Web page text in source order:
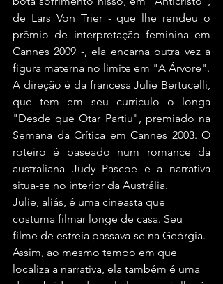
de Lars Von Trier - que lhe rendeu o
prêmio de interpretação feminina em
Cannes 2009 -, ela encarna outra vez a
figura materna no limite em "A Árvore".
A direção é da francesa Julie Bertucelli,
que tem em seu currículo o longa
"Desde que Otar Partiu", premiado na
Semana da Crítica em Cannes 2003. O
roteiro é baseado num romance da
australiana Judy Pascoe e a narrativa
situa-se no interior da Austrália.
Julie, aliás, é uma cineasta que
costuma filmar longe de casa. Seu
filme de estreia passava-se na Geórgia.
Assim, ao mesmo tempo em que
localiza a narrativa, ela também é uma